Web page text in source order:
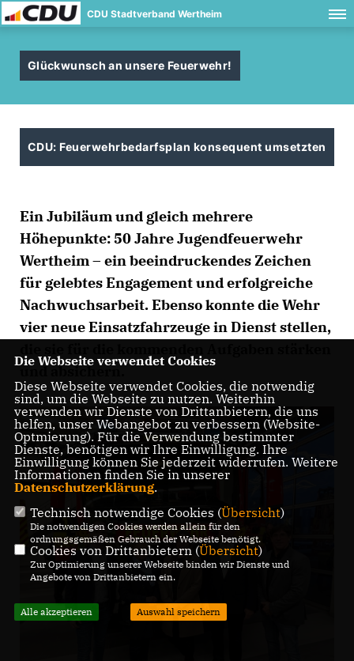
CDU Stadtverband Wertheim
Glückwunsch an unsere Feuerwehr!
CDU: Feuerwehrbedarfsplan konsequent umsetzten
Ein Jubiläum und gleich mehrere
Höhepunkte: 50 Jahre Jugendfeuerwehr
Wertheim – ein beeindruckendes Zeichen
für gelebtes Engagement und erfolgreiche
Nachwuchsarbeit. Ebenso konnte die Wehr
vier neue Einsatzfahrzeuge in Dienst stellen,
und absichern.
Die Webseite verwendet Cookies
Diese Webseite verwendet Cookies, die notwendig
sind, um die Webseite zu nutzen. Weiterhin
verwenden wir Dienste von Drittanbietern, die uns
helfen, unser Webangebot zu verbessern (Website-
Optmierung). Für die Verwendung bestimmter
Dienste, benötigen wir Ihre Einwilligung. Ihre
Einwilligung können Sie jederzeit widerrufen. Weitere
Informationen finden Sie in unserer
Datenschutzerklärung.
Technisch notwendige Cookies (Übersicht)
Die notwendigen Cookies werden allein für den
ordnungsgemäßen Gebrauch der Webseite benötigt.
Cookies von Drittanbietern (Übersicht)
Zur Optimierung unserer Webseite binden wir Dienste und
Angebote von Drittanbietern ein.
Alle akzeptieren Auswahl speichern